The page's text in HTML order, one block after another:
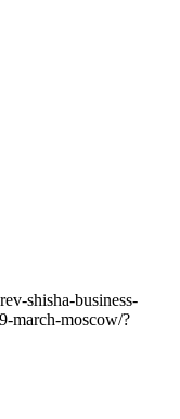
shisha-business-
march-moscow/?